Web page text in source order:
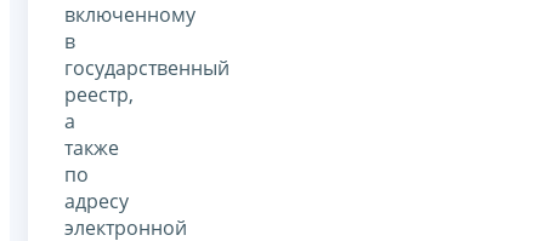
включенному
в
государственный
реестр,
а
также
по
адресу
электронной